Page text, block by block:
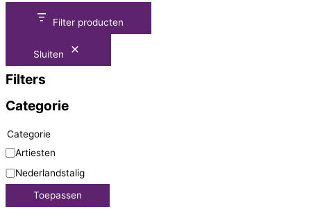
Filter producten
Sluiten
Filters
Categorie
Categorie
Artiesten
Nederlandstalig
Toepassen